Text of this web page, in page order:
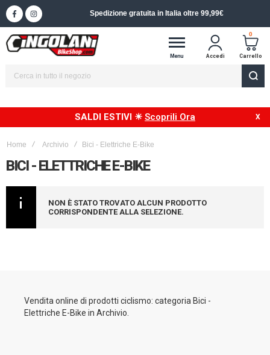
Spedizione gratuita in Italia oltre 99,99€
Menu Accedi
0
Carrello
SALDI ESTIVI ☀ Scoprili Ora
Home Archivio Bici - Elettriche E-Bike
BICI - ELETTRICHE E-BIKE
NON È STATO TROVATO ALCUN PRODOTTO
CORRISPONDENTE ALLA SELEZIONE.
Vendita online di prodotti ciclismo: categoria Bici -
Elettriche E-Bike in Archivio.